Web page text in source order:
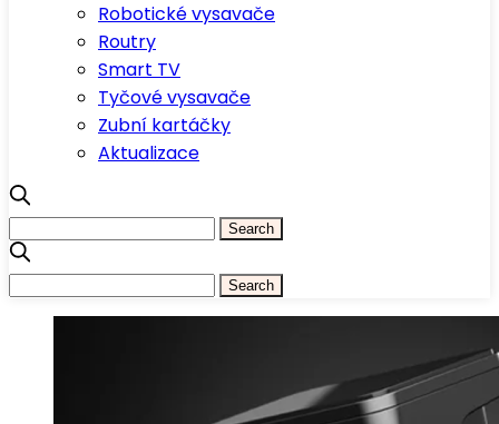
Robotické vysavače
Routry
Smart TV
Tyčové vysavače
Zubní kartáčky
Aktualizace